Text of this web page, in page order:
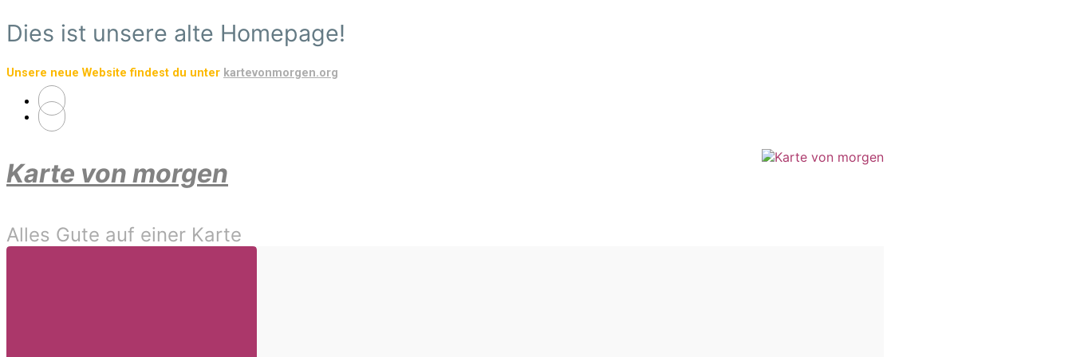
Zum
Hauptinhalt
Dies ist unsere alte Homepage!
Unsere neue Website findest du unter kartevonmorgen.org
Karte von morgen
Alles Gute auf einer Karte